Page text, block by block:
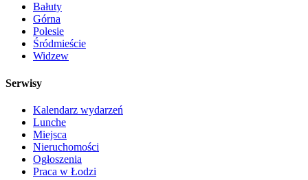
Bałuty
Górna
Polesie
Śródmieście
Widzew
Serwisy
Kalendarz wydarzeń
Lunche
Miejsca
Nieruchomości
Ogłoszenia
Praca w Łodzi